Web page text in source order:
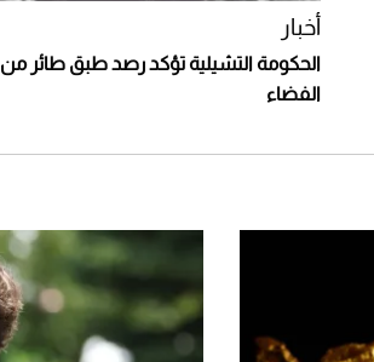
أخبار
الحكومة التشيلية تؤكد رصد طبق طائر من
الفضاء